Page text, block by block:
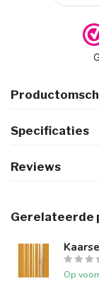
Specificaties
Reviews
Gerelateerde
Op